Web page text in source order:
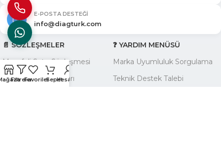
E-POSTA DESTEĞI
info@diagturk.com
📄 SÖZLEŞMELER
Mesafeli Satış Sözleşmesi
İade ve İptal Koşulları
❓ YARDIM MENÜSÜ
Marka Uyumluluk Sorgulama
Teknik Destek Talebi
FiltrelerFavorilerSepetHesabım